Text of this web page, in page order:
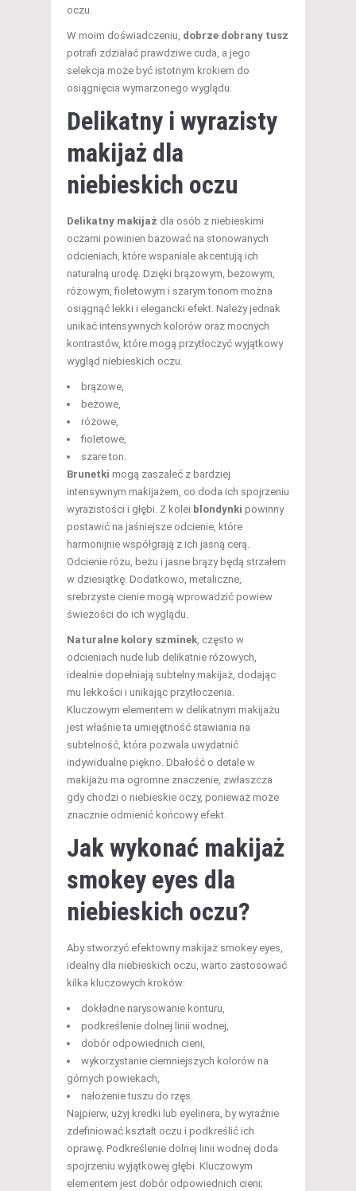
oczu.
W moim doświadczeniu, dobrze dobrany tusz
potrafi zdziałać prawdziwe cuda, a jego
selekcja może być istotnym krokiem do
osiągnięcia wymarzonego wyglądu.
Delikatny i wyrazisty
makijaż dla
niebieskich oczu
Delikatny makijaż dla osób z niebieskimi
oczami powinien bazować na stonowanych
odcieniach, które wspaniale akcentują ich
naturalną urodę. Dzięki brązowym, beżowym,
różowym, fioletowym i szarym tonom można
osiągnąć lekki i elegancki efekt. Należy jednak
unikać intensywnych kolorów oraz mocnych
kontrastów, które mogą przytłoczyć wyjątkowy
wygląd niebieskich oczu.
brązowe,
beżowe,
różowe,
fioletowe,
szare ton.
Brunetki mogą zaszaleć z bardziej
intensywnym makijażem, co doda ich spojrzeniu
wyrazistości i głębi. Z kolei blondynki powinny
postawić na jaśniejsze odcienie, które
harmonijnie współgrają z ich jasną cerą.
Odcienie różu, beżu i jasne brązy będą strzałem
w dziesiątkę. Dodatkowo, metaliczne,
srebrzyste cienie mogą wprowadzić powiew
świeżości do ich wyglądu.
Naturalne kolory szminek, często w
odcieniach nude lub delikatnie różowych,
idealnie dopełniają subtelny makijaż, dodając
mu lekkości i unikając przytłoczenia.
Kluczowym elementem w delikatnym makijażu
jest właśnie ta umiejętność stawiania na
subtelność, która pozwala uwydatnić
indywidualne piękno. Dbałość o detale w
makijażu ma ogromne znaczenie, zwłaszcza
gdy chodzi o niebieskie oczy, ponieważ może
znacznie odmienić końcowy efekt.
Jak wykonać makijaż
smokey eyes dla
niebieskich oczu?
Aby stworzyć efektowny makijaż smokey eyes,
idealny dla niebieskich oczu, warto zastosować
kilka kluczowych kroków:
dokładne narysowanie konturu,
podkreślenie dolnej linii wodnej,
dobór odpowiednich cieni,
wykorzystanie ciemniejszych kolorów na
górnych powiekach,
nałożenie tuszu do rzęs.
Najpierw, użyj kredki lub eyelinera, by wyraźnie
zdefiniować kształt oczu i podkreślić ich
oprawę. Podkreślenie dolnej linii wodnej doda
spojrzeniu wyjątkowej głębi. Kluczowym
elementem jest dobór odpowiednich cieni;